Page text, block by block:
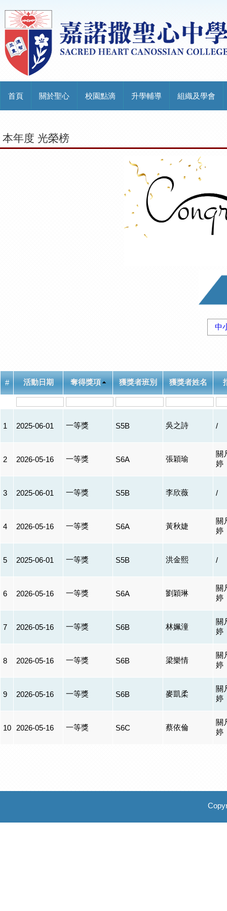
首頁 關於聖心 校園點滴 升學輔導 組織及學會
本年度 光榮榜
中
# 活動日期 奪得獎項 獲獎者班別 獲獎者姓名
1 2025-06-01 一等獎 S5B 吳之詩 /
2 2026-05-16 一等獎 S6A 張穎瑜
關
婷
3 2025-06-01 一等獎 S5B 李欣薇 /
4 2026-05-16 一等獎 S6A 黃秋婕
關
婷
5 2025-06-01 一等獎 S5B 洪金熙 /
6 2026-05-16 一等獎 S6A 劉穎琳
關
婷
7 2026-05-16 一等獎 S6B 林姵潼
關
婷
8 2026-05-16 一等獎 S6B 梁樂情
關
婷
9 2026-05-16 一等獎 S6B 麥凱柔
關
婷
10 2026-05-16 一等獎 S6C 蔡依倫
關
婷